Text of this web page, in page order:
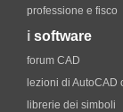
professione e fisco
i software
forum CAD
lezioni di AutoCAD
librerie dei simboli